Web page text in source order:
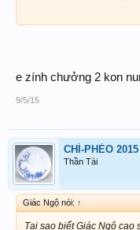
Ai theo em hem bít có
e zính chưởng 2 kon
9/5/15
CHÍ-PHÈO 2015
Thần Tài
Giác Ngộ nói: ↑
Tại sao biết Giác Ngộ cao